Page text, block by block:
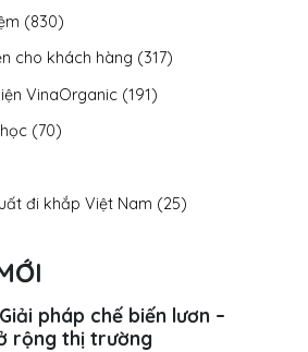
(830)
cho khách hàng (317)
VinaOrganic (191)
(70)
đi khắp Việt Nam (25)
Giải pháp chế biến lươn –
rộng thị trường